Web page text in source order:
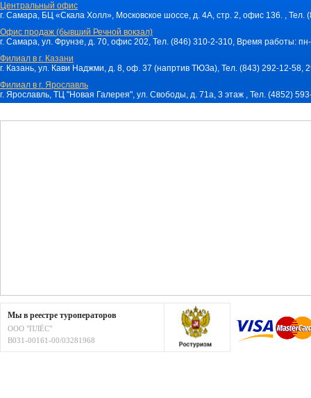
Центральный офис
г. Самара, БЦ «Скала Холл», Московское шоссе, д. 4А, стр. 2, офис 136. ,
Офис продаж (бывший Речной вокзал)
г. Самара, ул. Фрунзе, д. 70, офис 202, Тел. (846) 310-2-310, Время работы:
Филиал в г. Казани
г. Казань, ул. Кави Наджми, д. 8, оф. 37 (напртив ТЮЗа), Тел. (843) 292-12-
Филиал в г. Ярославль
г. Ярославль, ТЦ "Новая Галерея", ул. Свободы, д. 71a, 3 этаж , Тел. (4852)
Мы в реестре туроператоров
ООО "ПЛЁС"
В031-00161-00/03281968